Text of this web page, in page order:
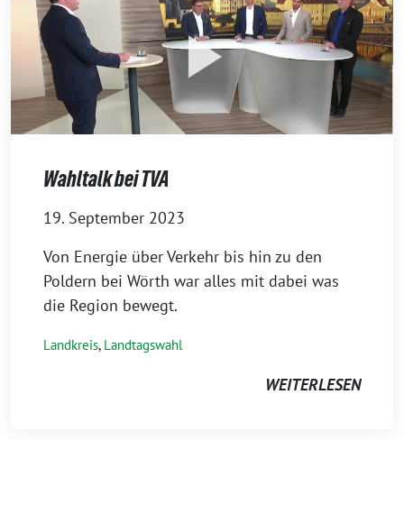
Wahltalk bei TVA
19. September 2023
Von Energie über Verkehr bis hin zu den
Poldern bei Wörth war alles mit dabei was
die Region bewegt.
Landkreis, Landtagswahl
WEITERLESEN